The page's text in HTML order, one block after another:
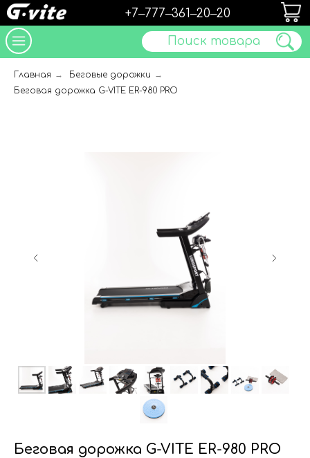
Поиск товара
+7‒777‒361‒20‒20
Главная → Беговые дорожки →
Беговая дорожка G-VITE ER-980 PRO
Беговая дорожка G-VITE ER-980 PRO